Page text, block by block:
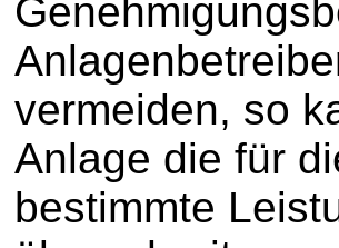
vermeiden, so
Anlage die für
bestimmte